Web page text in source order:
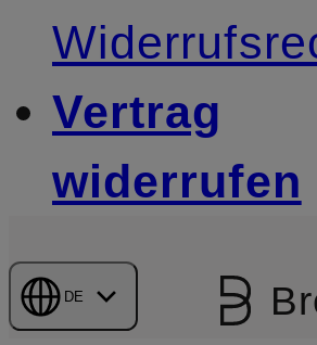
Vertrag
widerrufen
DE